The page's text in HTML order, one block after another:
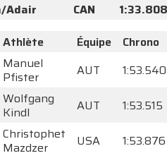
Adair CAN
1:33.808
Athlète Équipe
Chrono
Manuel
Pfister
AUT
1:53.540
Wolfgang
Kindl
AUT
1:53.515
Christophet
Mazdzer
USA
1:53.876